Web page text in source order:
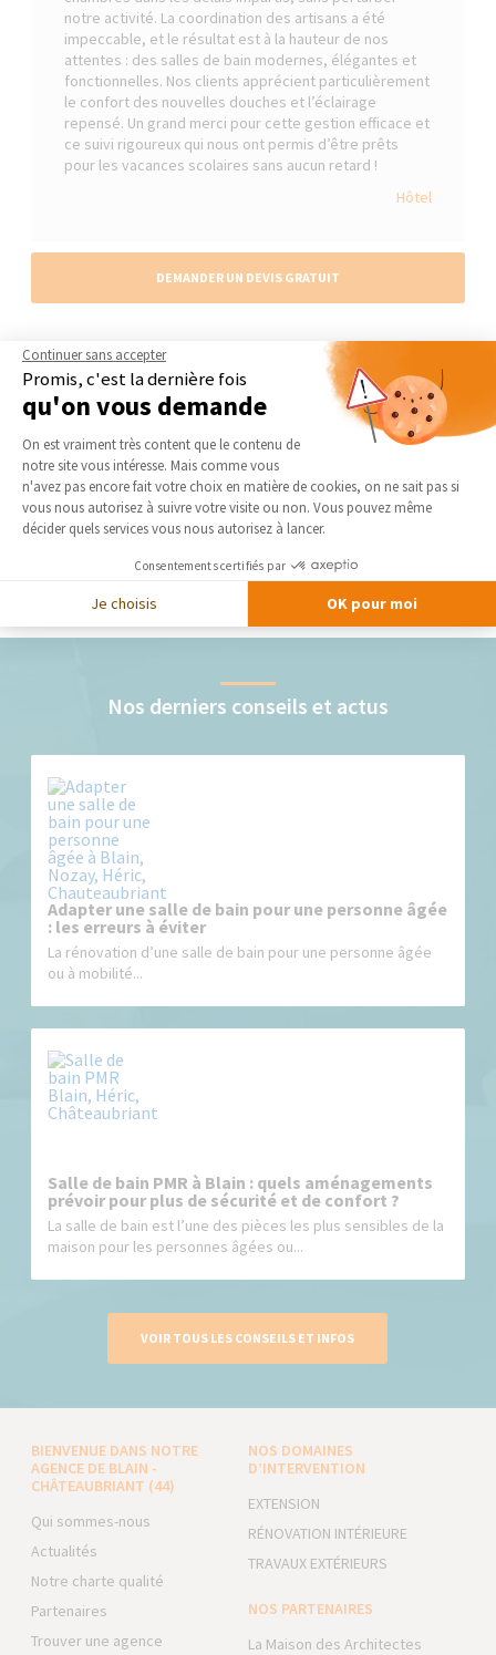
notre activité. La coordination des artisans a été
impeccable, et le résultat est à la hauteur de nos
attentes : des salles de bain modernes, élégantes et
fonctionnelles. Nos clients apprécient particulièrement
le confort des nouvelles douches et l’éclairage
repensé. Un grand merci pour cette gestion efficace et
ce suivi rigoureux qui nous ont permis d’être prêts
pour les vacances scolaires sans aucun retard !
Hôtel
DEMANDER UN DEVIS GRATUIT
Les réalisations similaires
Rénovation de salle de bain
Nos derniers conseils et actus
Adapter une salle de bain pour une personne âgée
: les erreurs à éviter
La rénovation d’une salle de bain pour une personne âgée
ou à mobilité...
Salle de bain PMR à Blain : quels aménagements
prévoir pour plus de sécurité et de confort ?
La salle de bain est l’une des pièces les plus sensibles de la
maison pour les personnes âgées ou...
VOIR TOUS LES CONSEILS ET INFOS
BIENVENUE DANS NOTRE
AGENCE DE BLAIN -
CHÂTEAUBRIANT (44)
Qui sommes-nous
Actualités
Notre charte qualité
Partenaires
Trouver une agence
NOS DOMAINES
D’INTERVENTION
EXTENSION
RÉNOVATION INTÉRIEURE
TRAVAUX EXTÉRIEURS
NOS PARTENAIRES
La Maison des Architectes
Continuer sans accepter
Promis, c'est la dernière fois
qu'on vous demande
Plateforme de Gestion du
On est vraiment très content que le contenu de
notre site vous intéresse. Mais comme vous
n'avez pas encore fait votre choix en matière de cookies, on ne sait pas si
vous nous autorisez à suivre votre visite ou non. Vous pouvez même
décider quels services vous nous autorisez à lancer.
Consentements certifiés par
Je choisis OK pour moi
Axeptio consent